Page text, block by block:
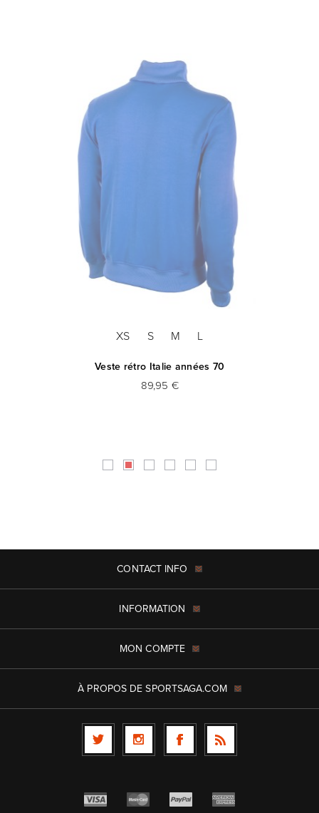
XS S M L
Veste rétro Italie années 70
89,95 €
CONTACT INFO
INFORMATION
MON COMPTE
À PROPOS DE SPORTSAGA.COM